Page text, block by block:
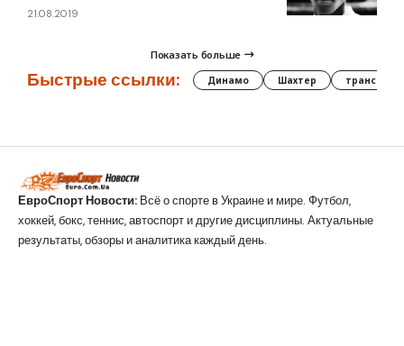
21.08.2019
Показать больше
Быстрые ссылки: Динамо Шахтер трансферы
ЕвроСпорт Новости: Всё о спорте в Украине и мире. Футбол,
хоккей, бокс, теннис, автоспорт и другие дисциплины. Актуальные
результаты, обзоры и аналитика каждый день.